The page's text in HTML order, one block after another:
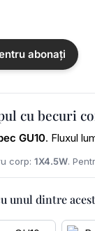
abonați
cu becuri
GU10. Fluxul
corp: 1X4.5W.
unul dintre